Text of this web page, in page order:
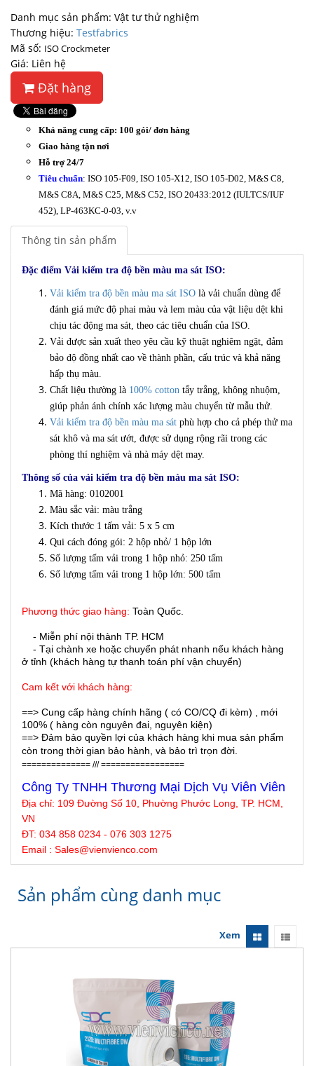
Danh mục sản phẩm: Vật tư thử nghiệm
Thương hiệu: Testfabrics
Mã số: ISO Crockmeter
Giá: Liên hệ
Đặt hàng
Khả năng cung cấp: 100 gói/ đơn hàng
Giao hàng tận nơi
Hỗ trợ 24/7
Tiêu chuẩn: ISO 105-F09, ISO 105-X12, ISO 105-D02, M&S C8,
M&S C8A, M&S C25, M&S C52, ISO 20433:2012 (IULTCS/IUF
452), LP-463KC-0-03, v.v
Thông tin sản phẩm
Đặc điểm Vải kiểm tra độ bền màu ma sát ISO:
Vải kiểm tra độ bền màu ma sát ISO là vải chuẩn dùng để
đánh giá mức độ phai màu và lem màu của vật liệu dệt khi
chịu tác động ma sát, theo các tiêu chuẩn của ISO.
Vải được sản xuất theo yêu cầu kỹ thuật nghiêm ngặt, đảm
bảo độ đồng nhất cao về thành phần, cấu trúc và khả năng
hấp thụ màu.
Chất liệu thường là 100% cotton tẩy trắng, không nhuộm,
giúp phản ánh chính xác lượng màu chuyển từ mẫu thử.
Vải kiểm tra độ bền màu ma sát phù hợp cho cả phép thử ma
sát khô và ma sát ướt, được sử dụng rộng rãi trong các
phòng thí nghiệm và nhà máy dệt may.
Thông số của vải kiểm tra độ bền màu ma sát ISO:
Mã hàng: 0102001
Màu sắc vải: màu trắng
Kích thước 1 tấm vải: 5 x 5 cm
Qui cách đóng gói: 2 hộp nhỏ/ 1 hộp lớn
Số lượng tấm vải trong 1 hộp nhỏ: 250 tấm
Số lượng tấm vải trong 1 hộp lớn: 500 tấm
Phương thức giao hàng: Toàn Quốc.
- Miễn phí nội thành TP. HCM
- Tại chành xe hoặc chuyển phát nhanh nếu khách hàng
ở tỉnh (khách hàng tự thanh toán phí vận chuyển)
Cam kết với khách hàng:
==> Cung cấp hàng chính hãng ( có CO/CQ đi kèm) , mới
100% ( hàng còn nguyên đai, nguyên kiện)
==> Đảm bảo quyền lợi của khách hàng khi mua sản phẩm
còn trong thời gian bảo hành, và bảo trì trọn đời.
============== /// =================
Công Ty TNHH Thương Mại Dịch Vụ Viên Viên
Địa chỉ: 109 Đường Số 10, Phường Phước Long, TP. HCM,
VN
ĐT: 034 858 0234 - 076 303 1275
Email : Sales@vienvienco .com
Sản phẩm cùng danh mục
Xem